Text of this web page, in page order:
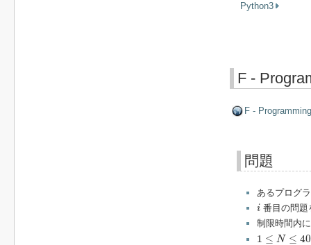
Python3
F -
F -
問題
あるプログ
i番目の問題
制限時間内
1 ≤ N ≤ 40
1 N ≤40